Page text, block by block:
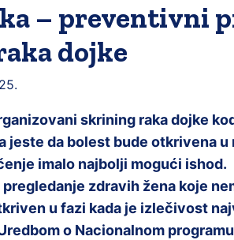
– preventivni
dojke
skrining raka dojke
jeste da bolest bude otkrivena u
imalo najbolji mogući ishod.
zdravih žena koje
u fazi kada je izlečivost
o Nacionalnom